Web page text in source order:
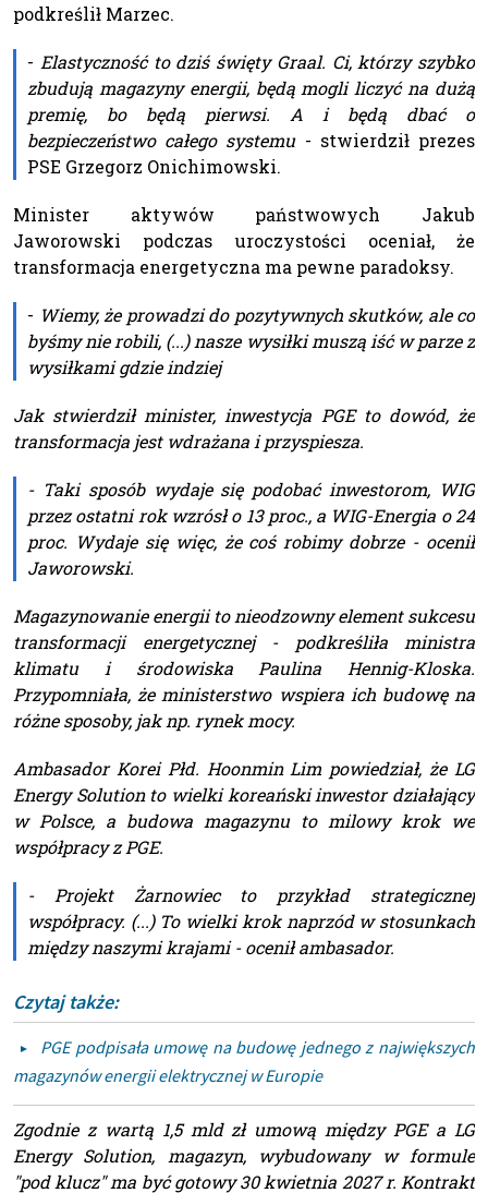
podkreślił Marzec.
- Elastyczność to dziś święty Graal. Ci, którzy szybko
zbudują magazyny energii, będą mogli liczyć na dużą
premię, bo będą pierwsi. A i będą dbać o
bezpieczeństwo całego systemu- stwierdził prezes
PSE Grzegorz Onichimowski.
Minister aktywów państwowych Jakub
Jaworowski podczas uroczystości oceniał, że
transformacja energetyczna ma pewne paradoksy.
- Wiemy, że prowadzi do pozytywnych skutków, ale co
byśmy nie robili, (...) nasze wysiłki muszą iść w parze z
wysiłkami gdzie indziej
Jak stwierdził minister, inwestycja PGE to dowód, że
transformacja jest wdrażana i przyspiesza.
- Taki sposób wydaje się podobać inwestorom, WIG
przez ostatni rok wzrósł o 13 proc., a WIG-Energia o 24
proc. Wydaje się więc, że coś robimy dobrze - ocenił
Jaworowski.
Magazynowanie energii to nieodzowny element sukcesu
transformacji energetycznej - podkreśliła ministra
klimatu i środowiska Paulina Hennig-Kloska.
Przypomniała, że ministerstwo wspiera ich budowę na
różne sposoby, jak np. rynek mocy.
Ambasador Korei Płd. Hoonmin Lim powiedział, że LG
Energy Solution to wielki koreański inwestor działający
w Polsce, a budowa magazynu to milowy krok we
współpracy z PGE.
-
Projekt Żarnowiec to przykład strategicznej
współpracy. (...) To wielki krok naprzód w stosunkach
między naszymi krajami- ocenił ambasador.
Czytaj także:
PGE podpisała umowę na budowę jednego z największych
magazynów energii elektrycznej w Europie
Zgodnie z wartą 1,5 mld zł umową między PGE a LG
Energy Solution, magazyn, wybudowany w formule
"pod klucz" ma być gotowy 30 kwietnia 2027 r. Kontrakt